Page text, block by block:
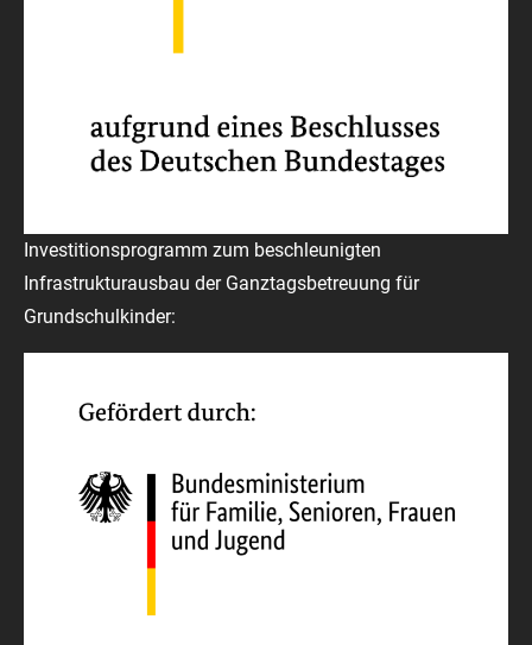
Investitionsprogramm zum beschleunigten
Infrastrukturausbau der Ganztagsbetreuung für
Grundschulkinder: